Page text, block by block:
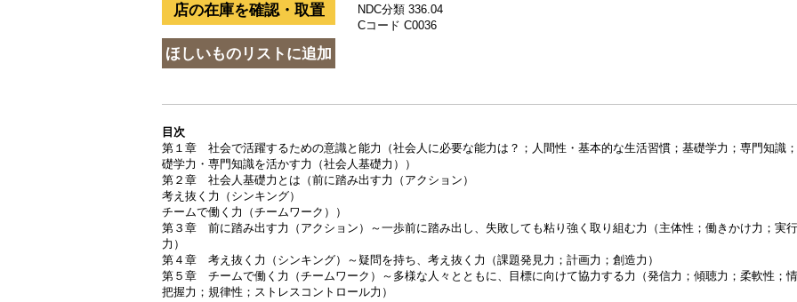
NDC分類 336.04
Cコード C0036
目次
第１章 社会で活躍するための意識と能力（社会人に必要な能力は？；人間性・基本的な生活習慣；基礎学力；専門知識
礎学力・専門知識を活かす力（社会人基礎力））
第２章 社会人基礎力とは（前に踏み出す力（アクション）
考え抜く力（シンキング）
チームで働く力（チームワーク））
第３章 前に踏み出す力（アクション）～一歩前に踏み出し、失敗しても粘り強く取り組む力（主体性；働きかけ力；実行
力）
第４章 考え抜く力（シンキング）～疑問を持ち、考え抜く力（課題発見力；計画力；創造力）
第５章 チームで働く力（チームワーク）～多様な人々とともに、目標に向けて協力する力（発信力；傾聴力；柔軟性；
把握力；規律性；ストレスコントロール力）